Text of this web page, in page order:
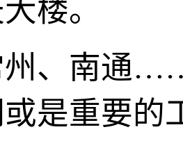
楼。
州、南通
是重要的